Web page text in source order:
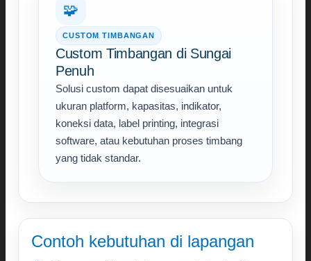
🧩
CUSTOM TIMBANGAN
Custom Timbangan di Sungai
Penuh
Solusi custom dapat disesuaikan untuk
ukuran platform, kapasitas, indikator,
koneksi data, label printing, integrasi
software, atau kebutuhan proses timbang
yang tidak standar.
Contoh kebutuhan di lapangan